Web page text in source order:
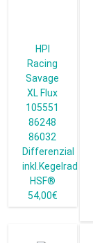
HPI
Racing
Savage
XL Flux
105551
86248
86032
Differenzial
inkl.Kegelrad
HSF®
54,00€